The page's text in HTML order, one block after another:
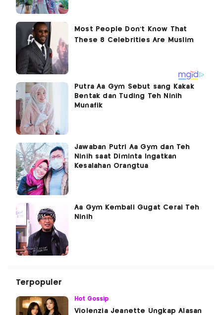
Putra Aa Gym Sebut sang Kakak
Bentak dan Tuding Teh Ninih
Munafik
Jawaban Putri Aa Gym dan Teh
Ninih saat Diminta Ingatkan
Kesalahan Orangtua
Aa Gym Kembali Gugat Cerai Teh
Ninih
Terpopuler
Hot Gossip
Violenzia Jeanette Ungkap Alasan